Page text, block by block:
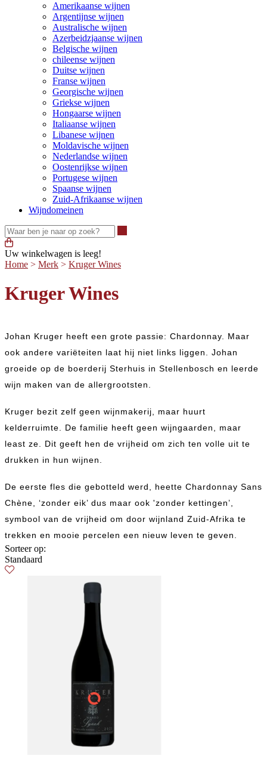
Amerikaanse wijnen
Argentijnse wijnen
Australische wijnen
Azerbeidzjaanse wijnen
Belgische wijnen
chileense wijnen
Duitse wijnen
Franse wijnen
Georgische wijnen
Griekse wijnen
Hongaarse wijnen
Italiaanse wijnen
Libanese wijnen
Moldavische wijnen
Nederlandse wijnen
Oostenrijkse wijnen
Portugese wijnen
Spaanse wijnen
Zuid-Afrikaanse wijnen
Wijndomeinen
Uw winkelwagen is leeg!
Home > Merk > Kruger Wines
Kruger Wines
Johan Kruger heeft een grote passie: Chardonnay. Maar
ook andere variëteiten laat hij niet links liggen. Johan
groeide op de boerderij Sterhuis in Stellenbosch en leerde
wijn maken van de allergrootsten.
Kruger bezit zelf geen wijnmakerij, maar huurt
kelderruimte. De familie heeft geen wijngaarden, maar
least ze. Dit geeft hen de vrijheid om zich ten volle uit te
drukken in hun wijnen.
De eerste fles die gebotteld werd, heette Chardonnay Sans
Chène, ‘zonder eik’ dus maar ook 'zonder kettingen’,
symbool van de vrijheid om door wijnland Zuid-Afrika te
trekken en mooie percelen een nieuw leven te geven.
Sorteer op:
Standaard